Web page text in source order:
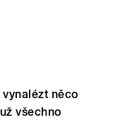
něco
všechno